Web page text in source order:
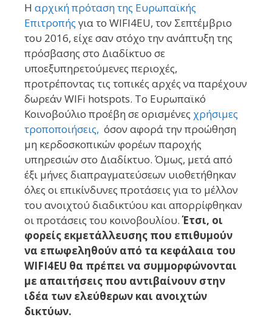
Η αρχική πρόταση της Ευρωπαϊκής
Επιτροπής για το WIFI4EU, τον Σεπτέμβριο
του 2016, είχε σαν στόχο την ανάπτυξη της
πρόσβασης στο Διαδίκτυο σε
υποεξυπηρετούμενες περιοχές,
προτρέποντας τις τοπικές αρχές να παρέχουν
δωρεάν WIFi hotspots. Το Ευρωπαϊκό
Κοινοβούλιο προέβη σε ορισμένες χρήσιμες
τροποποιήσεις, όσον αφορά την προώθηση
μη κερδοσκοπικών φορέων παροχής
υπηρεσιών στο Διαδίκτυο. Όμως, μετά από
έξι μήνες διαπραγματεύσεων υιοθετήθηκαν
όλες οι επικίνδυνες προτάσεις για το μέλλον
του ανοιχτού διαδικτύου και απορρίφθηκαν
οι προτάσεις του κοινοβουλίου.Έτσι, οι
φορείς εκμετάλλευσης που επιθυμούν
να επωφεληθούν από τα κεφάλαια του
WIFI4EU θα πρέπει να συμμορφώνονται
με απαιτήσεις που αντιβαίνουν στην
ιδέα των ελεύθερων και ανοιχτών
δικτύων.